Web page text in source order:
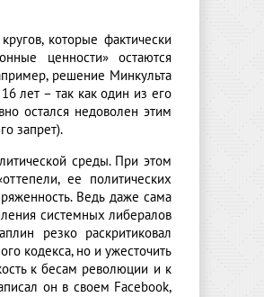
которые фактически
ценности» остаются
решение Минкульта
лет – так как один из его
остался недоволен этим
запрет).
среды. При этом
ее политических
Ведь даже сама
системных либералов
резко раскритиковал
кодекса, но и ужесточить
к бесам революции и к
он в своем Facebook,